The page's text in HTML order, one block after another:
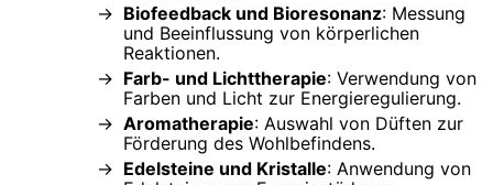
Biofeedback und Bioresonanz: Messung
und Beeinflussung von körperlichen
Reaktionen.
Farb- und Lichttherapie: Verwendung von
Farben und Licht zur Energieregulierung.
Aromatherapie: Auswahl von Düften zur
Förderung des Wohlbefindens.
Edelsteine und Kristalle: Anwendung von